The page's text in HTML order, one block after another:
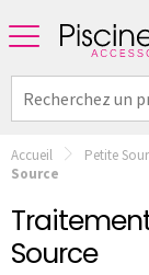
Accueil Petite
Source
Source